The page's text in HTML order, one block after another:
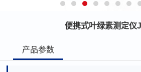
便携式叶绿素测定仪
产品参数